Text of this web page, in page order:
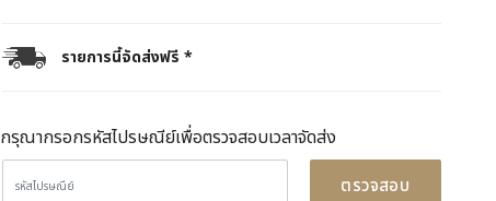
รายการนี้จัดส่งฟรี *
กรุณากรอกรหัสไปรษณีย์เพื่อตรวจสอบเวลาจัดส่ง
ตรวจสอบ